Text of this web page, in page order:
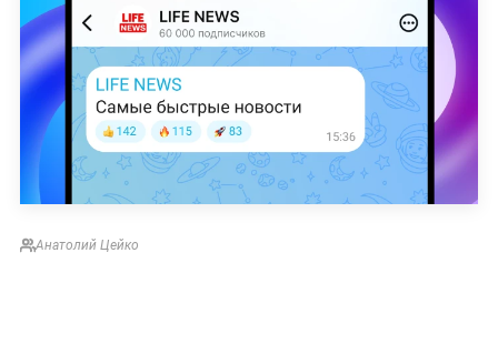
Анатолий Цейко